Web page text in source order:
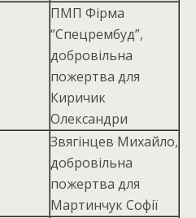
ПМП Фірма
“Спецрембуд”,
добровільна
пожертва для
Киричик
Олександри
Звягінцев Михайло,
добровільна
пожертва для
Мартинчук Софії